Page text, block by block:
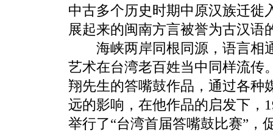
中古多个历史时期中原汉族迁徙
展起来的闽南方言被誉为古汉语
海峡两岸同根同源，语言相
艺术在台湾老百姓当中同样流传
翔先生的答嘴鼓作品，通过各种
远的影响，在他作品的启发下，
举行了“台湾首届答嘴鼓比赛”，